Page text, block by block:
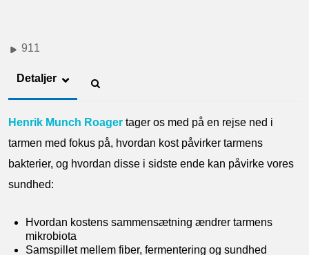
911
Detaljer
Henrik Munch Roager tager os med på en rejse ned i
tarmen med fokus på, hvordan kost påvirker tarmens
bakterier, og hvordan disse i sidste ende kan påvirke vores
sundhed:
Hvordan kostens sammensætning ændrer tarmens
mikrobiota
Samspillet mellem fiber, fermentering og sundhed